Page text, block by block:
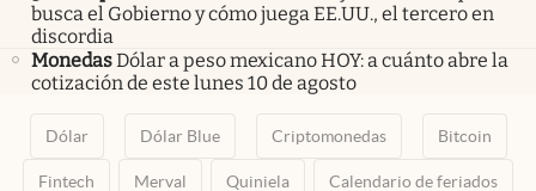
busca el Gobierno y cómo juega EE.UU., el tercero en
discordia
MonedasDólar a peso mexicano HOY: a cuánto abre la
cotización de este lunes 10 de agosto
Dólar Dólar Blue Criptomonedas Bitcoin
Fintech Merval Quiniela Calendario de feriados